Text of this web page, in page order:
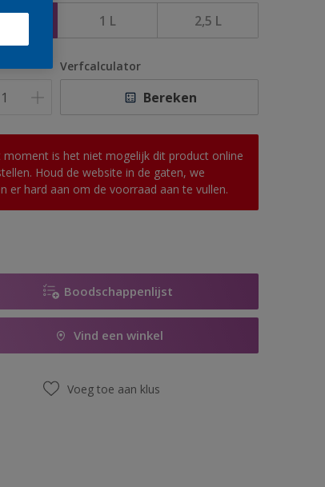
ML 1 L 2,5 L
Verfcalculator
Bereken
moment is het niet mogelijk dit product online
Houd de website in de gaten, we
er hard aan om de voorraad aan te vullen.
Boodschappenlijst
Vind een winkel
Voeg toe aan klus